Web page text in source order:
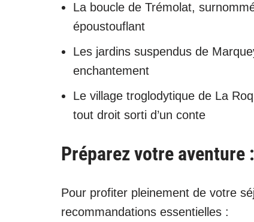
La boucle de Trémolat,
époustouflant
Les jardins suspendus de
enchantement
Le village troglodytique de La
tout droit sorti d’un conte
Préparez votre
Pour profiter pleinement de votre
recommandations essentielles :